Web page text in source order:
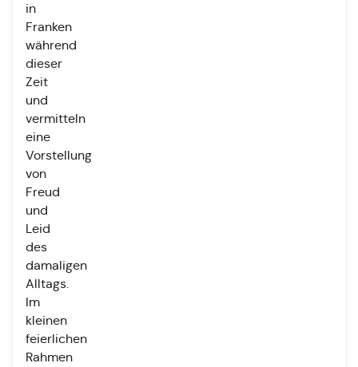
in
Franken
während
dieser
Zeit
und
vermitteln
eine
Vorstellung
von
Freud
und
Leid
des
damaligen
Alltags.
Im
kleinen
feierlichen
Rahmen